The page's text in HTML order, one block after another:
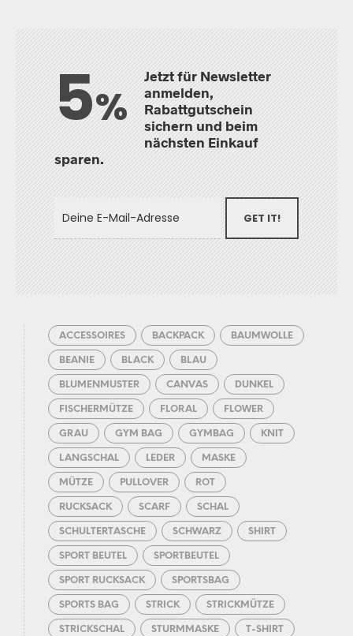
5%
Jetzt für Newsletter
anmelden,
Rabattgutschein
sichern und beim
nächsten Einkauf
sparen.
GET IT!
ACCESSOIRES BACKPACK BAUMWOLLE
BEANIE BLACK BLAU
BLUMENMUSTER CANVAS DUNKEL
FISCHERMÜTZE FLORAL FLOWER
GRAU GYM BAG GYMBAG KNIT
LANGSCHAL LEDER MASKE
MÜTZE PULLOVER ROT
RUCKSACK SCARF SCHAL
SCHULTERTASCHE SCHWARZ SHIRT
SPORT BEUTEL SPORTBEUTEL
SPORT RUCKSACK SPORTSBAG
SPORTS BAG STRICK STRICKMÜTZE
STRICKSCHAL STURMMASKE T-SHIRT